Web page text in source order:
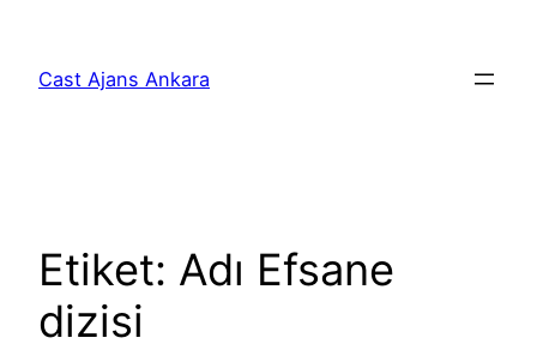
Cast Ajans Ankara
Etiket: Adı Efsane
dizisi